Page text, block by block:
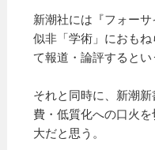
新潮社には『フォーサ
似非「学術」におも
て報道・論評するとい
それと同時に、新潮
費・低質化への口火
大だと思う。